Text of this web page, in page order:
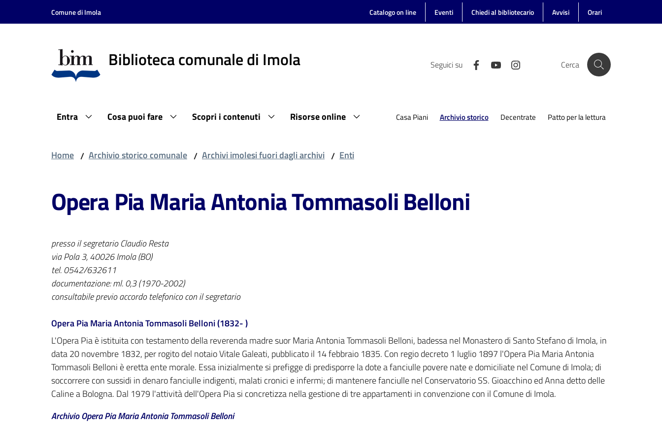
Vai al contenuto
Vai alla navigazione
Comune di Imola Catalogo on line Eventi Chiedi al bibliotecario Avvisi Orari
Biblioteca comunale di Imola Seguici su Cerca
Entra Cosa puoi fare Scopri i contenuti Risorse online Casa Piani Archivio storico
Menu selezionato Decentrate Patto per la lettura
Home / Archivio storico comunale / Archivi imolesi fuori dagli archivi / Enti
Opera Pia Maria Antonia Tommasoli Belloni
presso il segretario Claudio Resta
via Pola 3, 40026 Imola (BO)
tel. 0542/632611
documentazione: ml. 0,3 (1970-2002)
consultabile previo accordo telefonico con il segretario
Opera Pia Maria Antonia Tommasoli Belloni (1832- )
L'Opera Pia è istituita con testamento della reverenda madre suor Maria Antonia Tommasoli Belloni, badessa nel Monastero di Santo Stefano di Imola, in
data 20 novembre 1832, per rogito del notaio Vitale Galeati, pubblicato il 14 febbraio 1835. Con regio decreto 1 luglio 1897 l'Opera Pia Maria Antonia
Tommasoli Belloni è eretta ente morale. Essa inizialmente si prefigge di predisporre la dote a fanciulle povere nate e domiciliate nel Comune di Imola; di
soccorrere con sussidi in denaro fanciulle indigenti, malati cronici e infermi; di mantenere fanciulle nel Conservatorio SS. Gioacchino ed Anna detto delle
Caline a Bologna. Dal 1979 l'attività dell'Opera Pia si concretizza nella gestione di tre appartamenti in convenzione con il Comune di Imola.
Archivio Opera Pia Maria Antonia Tommasoli Belloni